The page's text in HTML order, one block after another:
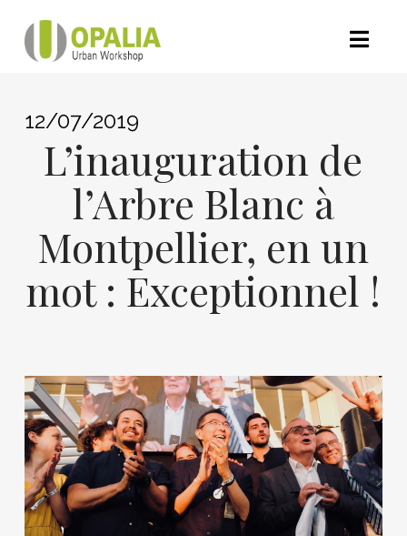
12/07/2019
L’inauguration de
l’Arbre Blanc à
Montpellier, en un
mot : Exceptionnel !